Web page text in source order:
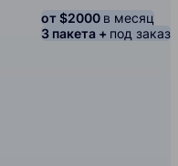
от $2000 в месяц
3 пакета + под заказ